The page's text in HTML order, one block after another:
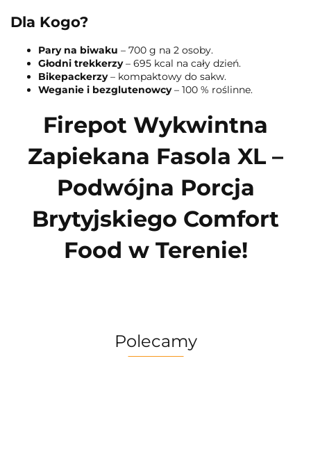
Dla Kogo?
Pary na biwaku – 700 g na 2 osoby.
Głodni trekkerzy– 695 kcal na cały dzień.
Bikepackerzy– kompaktowy do sakw.
Weganie i bezglutenowcy– 100 % roślinne.
Firepot Wykwintna
Zapiekana Fasola XL –
Podwójna Porcja
Brytyjskiego Comfort
Food w Terenie!
Polecamy